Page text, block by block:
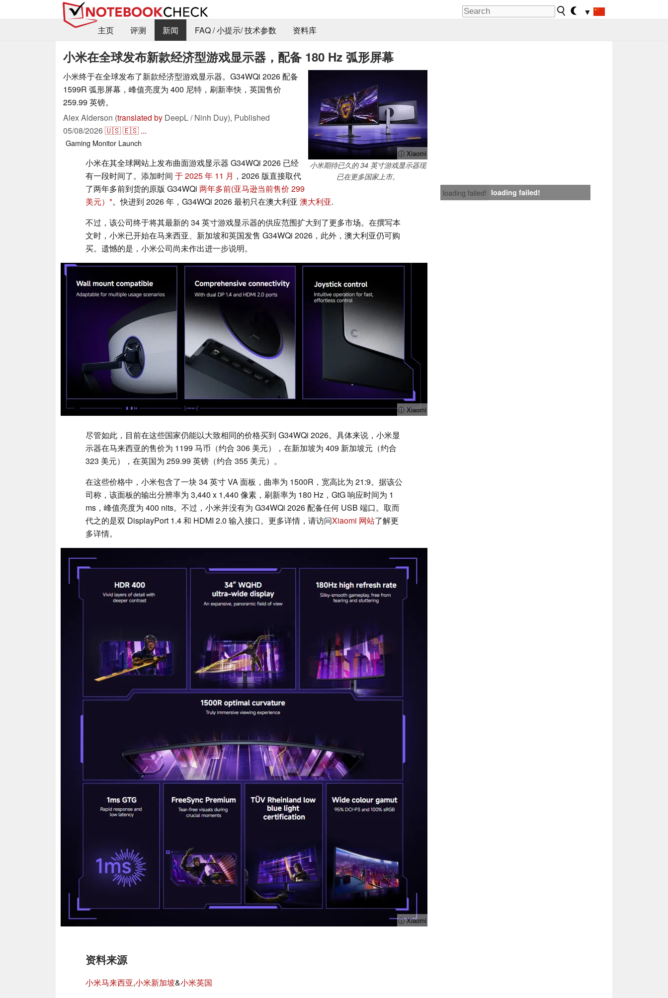
▼
主页
评测 新闻 FAQ / 小提示/ 技术参数 资料库
小米在全球发布新款经济型游戏显示器，配备 180 Hz 弧形屏幕
ⓘ Xiaomi
小米期待已久的 34 英寸游戏显示器现
已在更多国家上市。
小米终于在全球发布了新款经济型游戏显示器。G34WQi 2026 配备
1599R 弧形屏幕，峰值亮度为 400 尼特，刷新率快，英国售价
259.99 英镑。
Alex Alderson (translated by DeepL / Ninh Duy), Published
05/08/2026🇺🇸🇪🇸 ...
Gaming Monitor Launch
loading failed! loading failed!
小米在其全球网站上发布曲面游戏显示器 G34WQi 2026 已经
有一段时间了。添加时间 于 2025 年 11 月 ，2026 版直接取代
了两年多前到货的原版 G34WQi 两年多前(亚马逊当前售价 299
美元）
。快进到 2026 年，G34WQi 2026 最初只在澳大利亚 澳大利亚.
不过，该公司终于将其最新的 34 英寸游戏显示器的供应范围扩大到了更多市场。在撰写本
文时，小米已开始在马来西亚、新加坡和英国发售 G34WQi 2026，此外，澳大利亚仍可购
买。遗憾的是，小米公司尚未作出进一步说明。
ⓘ Xiaomi
尽管如此，目前在这些国家仍能以大致相同的价格买到 G34WQi 2026。具体来说，小米显
示器在马来西亚的售价为 1199 马币（约合 306 美元），在新加坡为 409 新加坡元（约合
323 美元），在英国为 259.99 英镑（约合 355 美元）。
在这些价格中，小米包含了一块 34 英寸 VA 面板，曲率为 1500R，宽高比为 21:9。据该公
司称，该面板的输出分辨率为 3,440 x 1,440 像素，刷新率为 180 Hz，GtG 响应时间为 1
ms，峰值亮度为 400 nits。不过，小米并没有为 G34WQi 2026 配备任何 USB 端口。取而
代之的是双 DisplayPort 1.4 和 HDMI 2.0 输入接口。更多详情，请访问Xiaomi 网站了解更
多详情。
ⓘ Xiaomi
资料来源
小米马来西亚,小米新加坡&小米英国